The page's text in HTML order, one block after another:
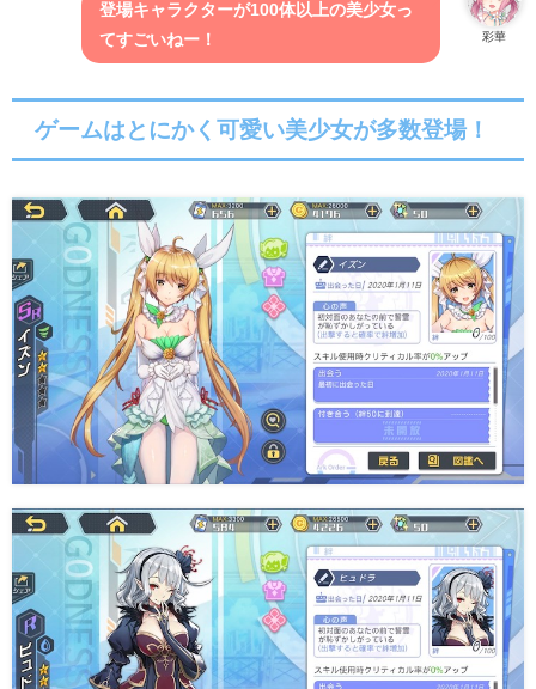
彩華
登場キャラクターが100体以上の美少女っ
てすごいねー！
ゲームはとにかく可愛い美少女が多数登場！